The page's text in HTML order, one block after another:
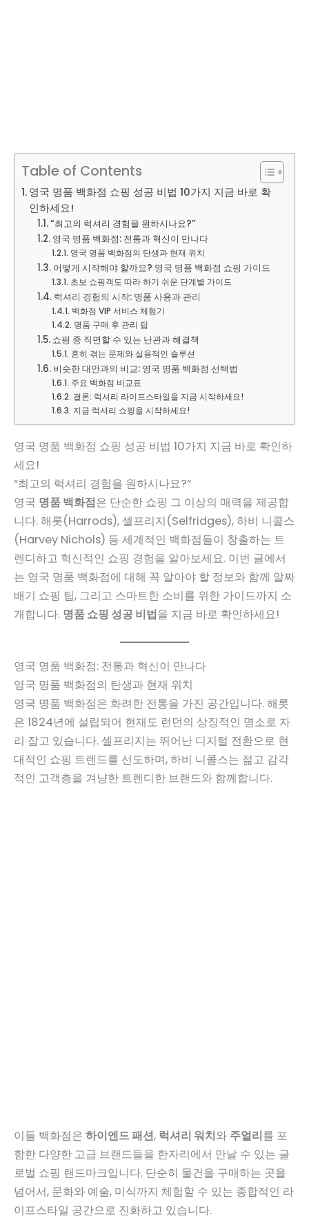
Table of Contents
영국 명품 백화점 쇼핑 성공 비법 10가지 지금 바로 확
인하세요!
“최고의 럭셔리 경험을 원하시나요?”
영국 명품 백화점: 전통과 혁신이 만나다
영국 명품 백화점의 탄생과 현재 위치
어떻게 시작해야 할까요? 영국 명품 백화점 쇼핑 가이드
초보 쇼핑객도 따라 하기 쉬운 단계별 가이드
럭셔리 경험의 시작: 명품 사용과 관리
백화점 VIP 서비스 체험기
명품 구매 후 관리 팁
쇼핑 중 직면할 수 있는 난관과 해결책
흔히 겪는 문제와 실용적인 솔루션
비슷한 대안과의 비교: 영국 명품 백화점 선택법
주요 백화점 비교표
결론: 럭셔리 라이프스타일을 지금 시작하세요!
지금 럭셔리 쇼핑을 시작하세요!
영국 명품 백화점 쇼핑 성공 비법 10가지 지금 바로 확인하
세요!
“최고의 럭셔리 경험을 원하시나요?”
영국 명품 백화점은 단순한 쇼핑 그 이상의 매력을 제공합
니다. 해롯(Harrods), 셀프리지(Selfridges), 하비 니콜스
(Harvey Nichols) 등 세계적인 백화점들이 창출하는 트
렌디하고 혁신적인 쇼핑 경험을 알아보세요. 이번 글에서
는 영국 명품 백화점에 대해 꼭 알아야 할 정보와 함께 알짜
배기 쇼핑 팁, 그리고 스마트한 소비를 위한 가이드까지 소
개합니다. 명품 쇼핑 성공 비법을 지금 바로 확인하세요!
영국 명품 백화점: 전통과 혁신이 만나다
영국 명품 백화점의 탄생과 현재 위치
영국 명품 백화점은 화려한 전통을 가진 공간입니다. 해롯
은 1824년에 설립되어 현재도 런던의 상징적인 명소로 자
리 잡고 있습니다. 셀프리지는 뛰어난 디지털 전환으로 현
대적인 쇼핑 트렌드를 선도하며, 하비 니콜스는 젊고 감각
적인 고객층을 겨냥한 트렌디한 브랜드와 함께합니다.
이들 백화점은 하이엔드 패션, 럭셔리 워치와 주얼리를 포
함한 다양한 고급 브랜드들을 한자리에서 만날 수 있는 글
로벌 쇼핑 랜드마크입니다. 단순히 물건을 구매하는 곳을
넘어서, 문화와 예술, 미식까지 체험할 수 있는 종합적인 라
이프스타일 공간으로 진화하고 있습니다.